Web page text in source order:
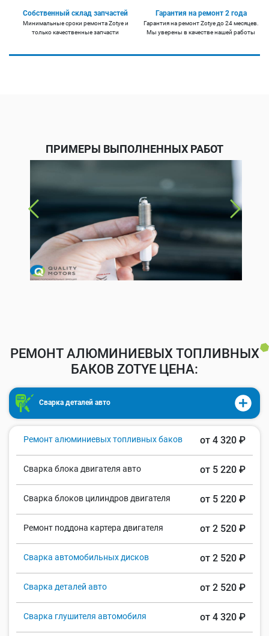
Собственный склад запчастей
Минимальные сроки ремонта Zotye и
только качественные запчасти
Гарантия на ремонт 2 года
Гарантия на ремонт Zotye до 24 месяцев.
Мы уверены в качестве нашей работы
ПРИМЕРЫ ВЫПОЛНЕННЫХ РАБОТ
РЕМОНТ АЛЮМИНИЕВЫХ ТОПЛИВНЫХ
БАКОВ ZOTYE ЦЕНА:
Сварка деталей авто
Ремонт алюминиевых топливных баков от 4 320 ₽
Сварка блока двигателя авто от 5 220 ₽
Сварка блоков цилиндров двигателя от 5 220 ₽
Ремонт поддона картера двигателя от 2 520 ₽
Сварка автомобильных дисков от 2 520 ₽
Сварка деталей авто от 2 520 ₽
Сварка глушителя автомобиля от 4 320 ₽